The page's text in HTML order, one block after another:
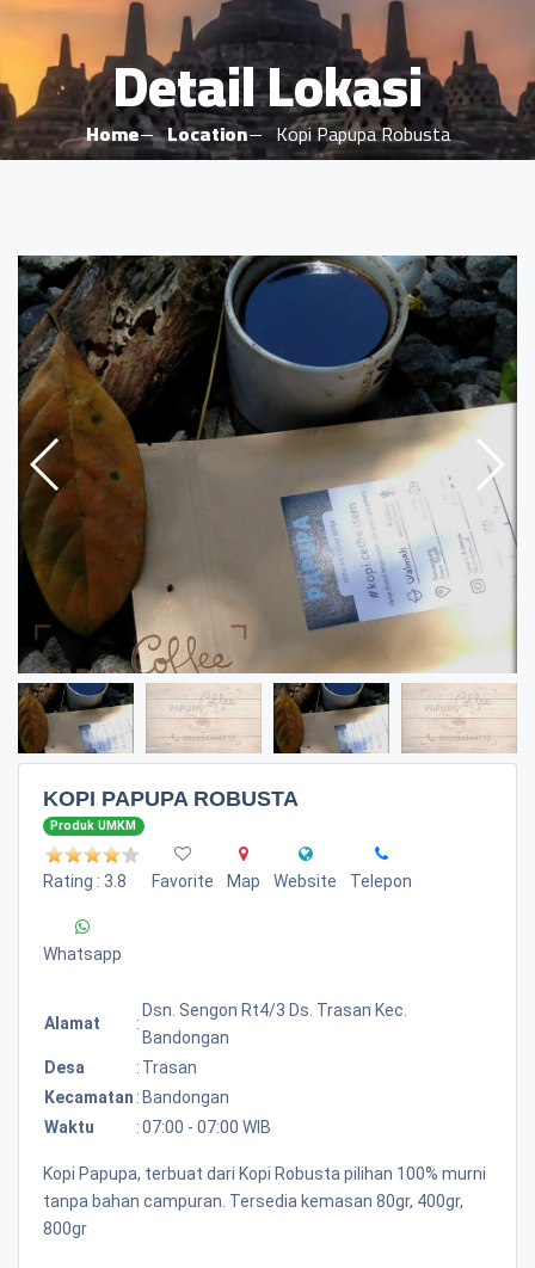
Detail Lokasi
Home Location Kopi Papupa Robusta
KOPI PAPUPA ROBUSTA
Produk UMKM
Rating : 3.8 Favorite Map Website Telepon
Whatsapp
Alamat :
Dsn. Sengon Rt4/3 Ds. Trasan Kec.
Bandongan
Desa
: Trasan
Kecamatan : Bandongan
Waktu
:07:00 - 07:00 WIB
Kopi Papupa, terbuat dari Kopi Robusta pilihan 100% murni
tanpa bahan campuran. Tersedia kemasan 80gr, 400gr,
800gr